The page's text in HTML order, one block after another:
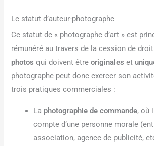
Le statut d’auteur-photographe
Ce statut de « photographe d’art » est
rémunéré au travers de la cession de droit
photos qui doivent êtreoriginales et
photographe peut donc exercer son
trois pratiques commerciales :
La photographie de commande, où
compte d’une personne morale
association, agence de publicité,